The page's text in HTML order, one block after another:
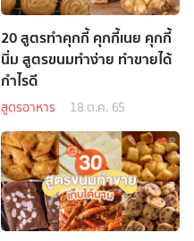
20 สูตรทำคุกกี้ คุกกี้เนย คุกกี้
นิ่ม สูตรขนมทำง่าย ทำขายได้
กำไรดี
สูตรอาหาร 18 ต.ค. 65